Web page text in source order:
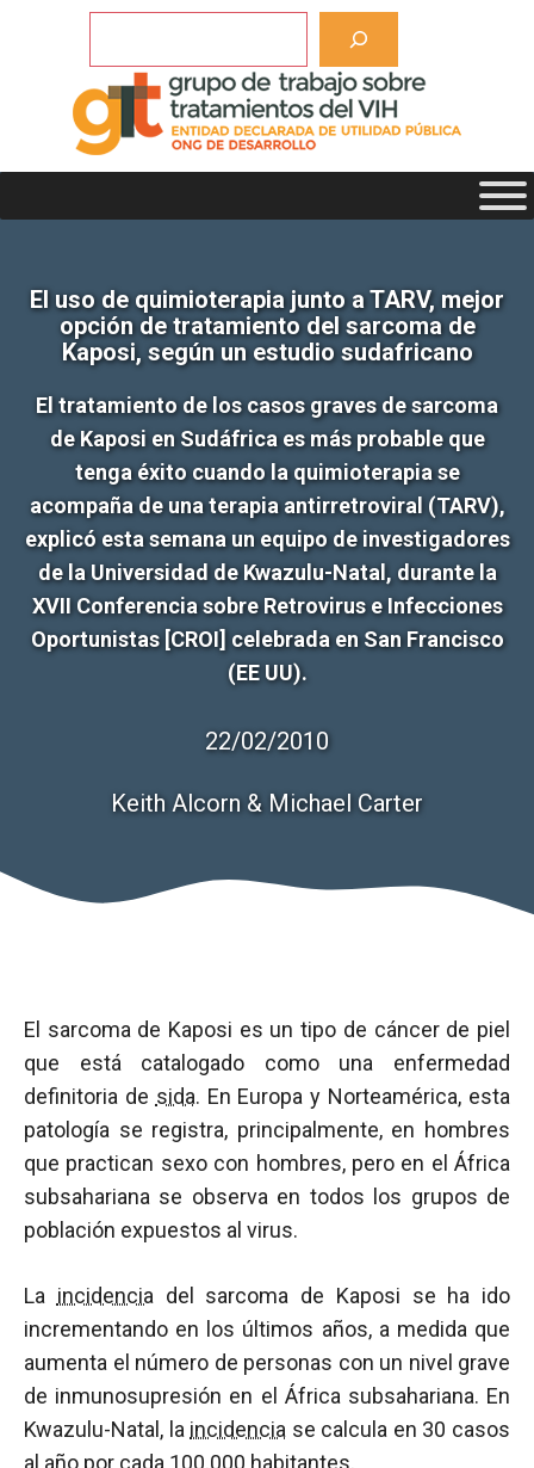
El uso de quimioterapia junto a TARV, mejor
opción de tratamiento del sarcoma de
Kaposi, según un estudio sudafricano
El tratamiento de los casos graves de sarcoma
de Kaposi en Sudáfrica es más probable que
tenga éxito cuando la quimioterapia se
acompaña de una terapia antirretroviral (TARV),
explicó esta semana un equipo de investigadores
de la Universidad de Kwazulu-Natal, durante la
XVII Conferencia sobre Retrovirus e Infecciones
Oportunistas [CROI] celebrada en San Francisco
(EE UU).
22/02/2010
Keith Alcorn & Michael Carter
El sarcoma de Kaposi es un tipo de cáncer de piel
que está catalogado como una enfermedad
definitoria de sida. En Europa y Norteamérica, esta
patología se registra, principalmente, en hombres
que practican sexo con hombres, pero en el África
subsahariana se observa en todos los grupos de
población expuestos al virus.
La incidencia del sarcoma de Kaposi se ha ido
incrementando en los últimos años, a medida que
aumenta el número de personas con un nivel grave
de inmunosupresión en el África subsahariana. En
Kwazulu-Natal, la incidencia se calcula en 30 casos
al año por cada 100.000 habitantes.